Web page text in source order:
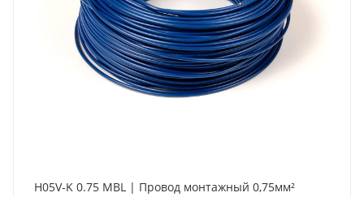
H05V-K 0.75 MBL | Провод монтажный 0,75мм²